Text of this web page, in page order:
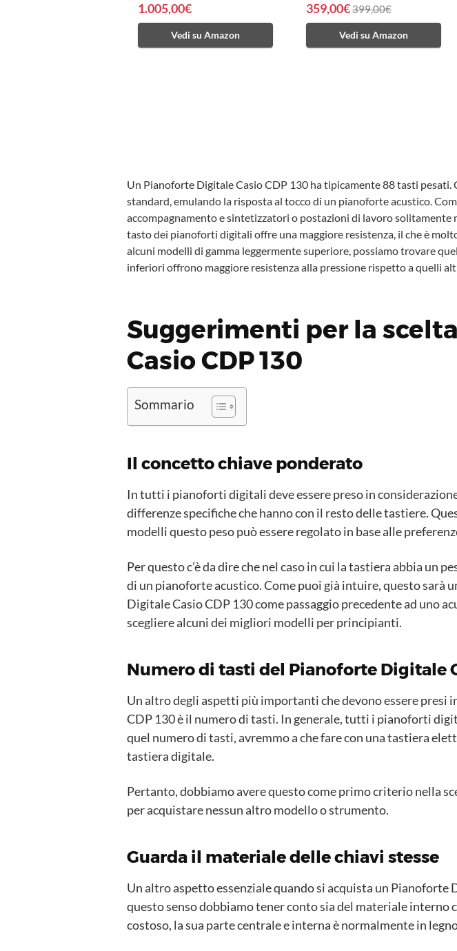
1.005,00€
Vedi su Amazon
359,00€399,00€
Vedi su Amazon
Un Pianoforte Digitale Casio CDP 130 ha tipicamente 88 tasti
standard, emulando la risposta al tocco di un pianoforte acustico.
accompagnamento e sintetizzatori o postazioni di lavoro solitamente
tasto dei pianoforti digitali offre una maggiore resistenza, il che è
alcuni modelli di gamma leggermente superiore, possiamo trovare
inferiori offrono maggiore resistenza alla pressione rispetto a quelli
Suggerimenti per la
Casio CDP 130
Sommario
Il concetto chiave ponderato
In tutti i pianoforti digitali deve essere preso in
differenze specifiche che hanno con il resto delle tastiere.
modelli questo peso può essere regolato in base alle
Per questo c’è da dire che nel caso in cui la tastiera abbia
di un pianoforte acustico. Come puoi già intuire, questo sarà
Digitale Casio CDP 130 come passaggio precedente ad uno
scegliere alcuni dei migliori modelli per principianti.
Numero di tasti del Pianoforte Digitale
Un altro degli aspetti più importanti che devono essere presi
CDP 130 è il numero di tasti. In generale, tutti i pianoforti
quel numero di tasti, avremmo a che fare con una tastiera
tastiera digitale.
Pertanto, dobbiamo avere questo come primo criterio nella
per acquistare nessun altro modello o strumento.
Guarda il materiale delle chiavi stesse
Un altro aspetto essenziale quando si acquista un
questo senso dobbiamo tener conto sia del materiale interno
costoso, la sua parte centrale e interna è normalmente in